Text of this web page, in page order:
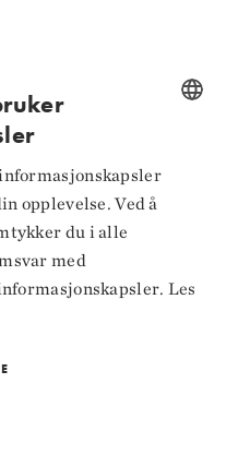
ENGLISH
opplevelse. Ved å
du i alle
med
Les